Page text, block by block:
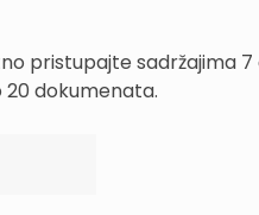
pristupajte sadržajima 7
dokumenata.